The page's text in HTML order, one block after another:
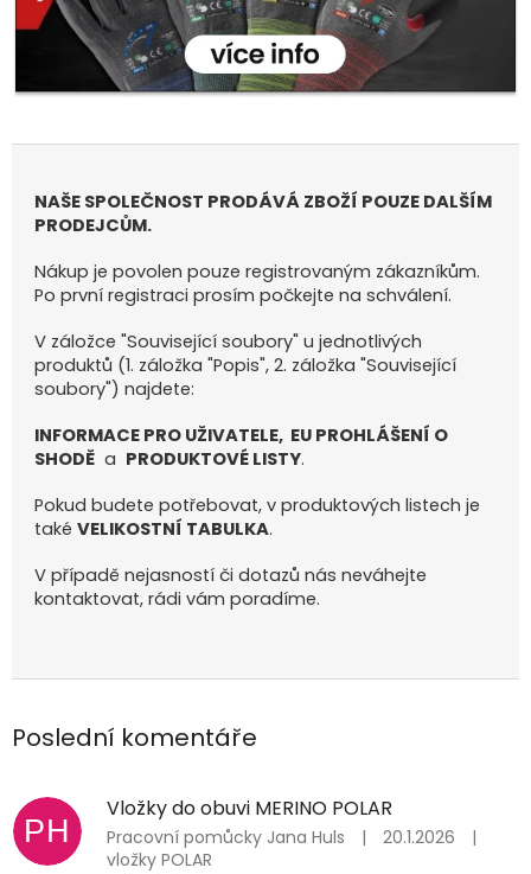
NAŠE SPOLEČNOST PRODÁVÁ ZBOŽÍ POUZE DALŠÍM
PRODEJCŮM.
Nákup je povolen pouze registrovaným zákazníkům.
Po první registraci prosím počkejte na schválení.
V záložce "Související soubory" u jednotlivých
produktů (1. záložka "Popis", 2. záložka "Související
soubory") najdete:
INFORMACE PRO UŽIVATELE, EU PROHLÁŠENÍ O
SHODĚ a PRODUKTOVÉ LISTY.
Pokud budete potřebovat, v produktových listech je
také VELIKOSTNÍ TABULKA.
V případě nejasností či dotazů nás neváhejte
kontaktovat, rádi vám poradíme.
Poslední komentáře
PH
Vložky do obuvi MERINO POLAR
Pracovní­ pomůcky Jana Huls | 20.1.2026
|
vložky POLAR